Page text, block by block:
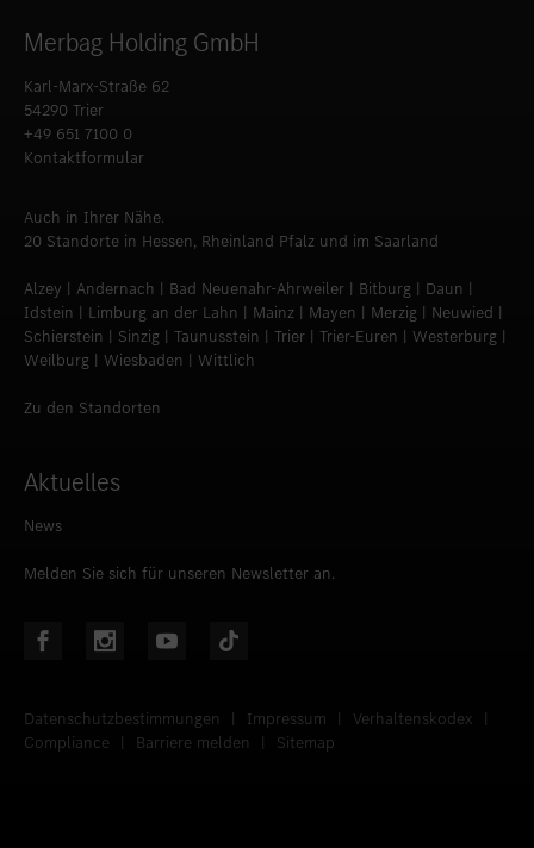
Merbag Holding GmbH
Karl-Marx-Straße 62
54290 Trier
+49 651 7100 0
Kontaktformular
Auch in Ihrer Nähe.
20 Standorte in Hessen, Rheinland Pfalz und im Saarland
Alzey | Andernach | Bad Neuenahr-Ahrweiler | Bitburg | Daun |
Idstein | Limburg an der Lahn | Mainz | Mayen | Merzig | Neuwied |
Schierstein | Sinzig | Taunusstein | Trier | Trier-Euren | Westerburg |
Weilburg | Wiesbaden | Wittlich
Zu den Standorten
Aktuelles
News
Melden Sie sich für unseren Newsletter an.
Datenschutzbestimmungen | Impressum | Verhaltenskodex |
Compliance | Barriere melden | Sitemap